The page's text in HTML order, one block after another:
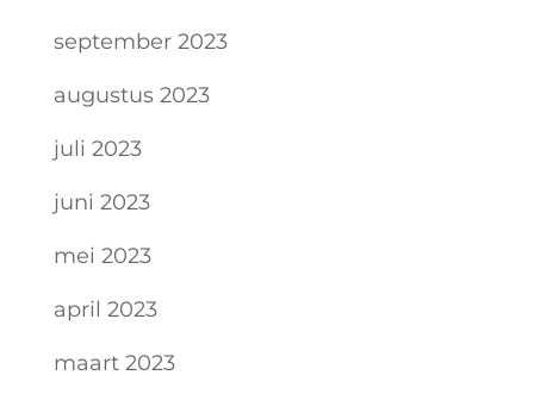
september 2023
augustus 2023
juli 2023
juni 2023
mei 2023
april 2023
maart 2023